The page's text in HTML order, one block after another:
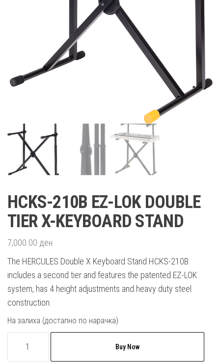
HCKS-210B EZ-LOK DOUBLE
TIER X-KEYBOARD STAND
7,000.00 ден
The HERCULES Double X Keyboard Stand HCKS-210B
includes a second tier and features the patented EZ-LOK
system, has 4 height adjustments and heavy duty steel
construction.
На залиха (достапно по нарачка)
Buy Now